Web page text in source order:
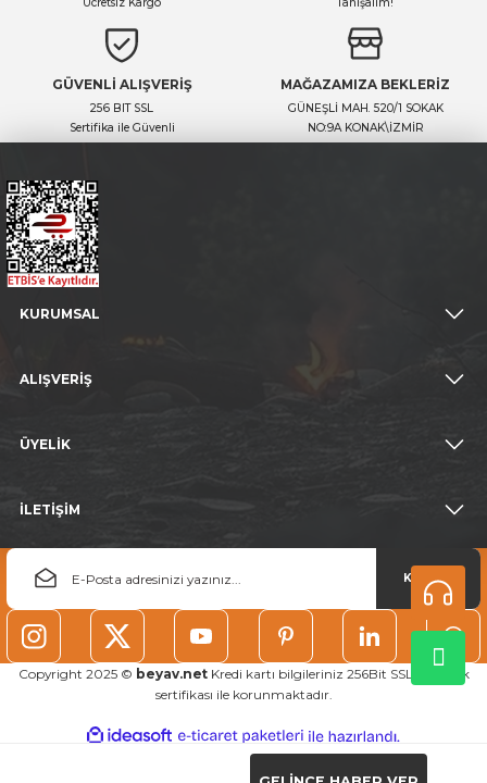
GÜVENLİ ALIŞVERİŞ
256 BIT SSL
Sertifika ile Güvenli
MAĞAZAMIZA BEKLERİZ
GÜNEŞLİ MAH. 520/1 SOKAK
NO:9A KONAK\İZMİR
KURUMSAL
ALIŞVERİŞ
ÜYELİK
İLETİŞİM
KAYDOL
Copyright 2025 © beyav.netKredi kartı bilgileriniz 256Bit SSL güvenlik
sertifikası ile korunmaktadır.
ideasoft
e-
ticaret